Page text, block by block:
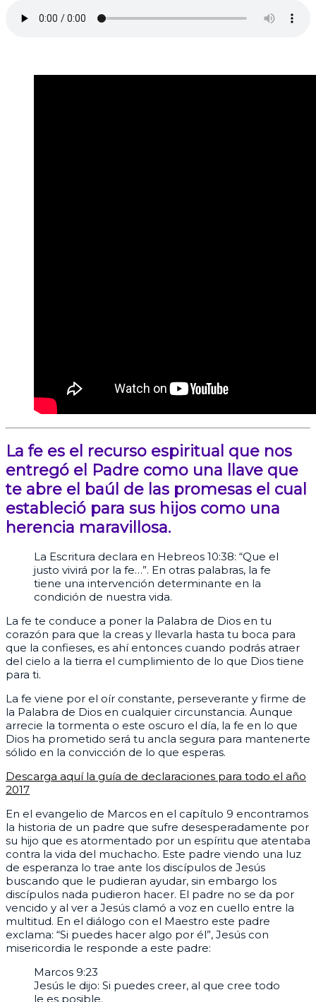
La fe es el recurso espiritual que nos
entregó el Padre como una llave que
te abre el baúl de las promesas el cual
estableció para sus hijos como una
herencia maravillosa.
La Escritura declara en Hebreos 10:38: “Que el
justo vivirá por la fe…”. En otras palabras, la fe
tiene una intervención determinante en la
condición de nuestra vida.
La fe te conduce a poner la Palabra de Dios en tu
corazón para que la creas y llevarla hasta tu boca para
que la confieses, es ahí entonces cuando podrás atraer
del cielo a la tierra el cumplimiento de lo que Dios tiene
para ti.
La fe viene por el oír constante, perseverante y firme de
la Palabra de Dios en cualquier circunstancia. Aunque
arrecie la tormenta o este oscuro el día, la fe en lo que
Dios ha prometido será tu ancla segura para mantenerte
sólido en la convicción de lo que esperas.
Descarga aquí la guía de declaraciones para todo el año
2017
En el evangelio de Marcos en el capítulo 9 encontramos
la historia de un padre que sufre desesperadamente por
su hijo que es atormentado por un espíritu que atentaba
contra la vida del muchacho. Este padre viendo una luz
de esperanza lo trae ante los discípulos de Jesús
buscando que le pudieran ayudar, sin embargo los
discípulos nada pudieron hacer. El padre no se da por
vencido y al ver a Jesús clamó a voz en cuello entre la
multitud. En el diálogo con el Maestro este padre
exclama: “Si puedes hacer algo por él”, Jesús con
misericordia le responde a este padre:
Marcos 9:23
Jesús le dijo: Si puedes creer, al que cree todo
le es posible.